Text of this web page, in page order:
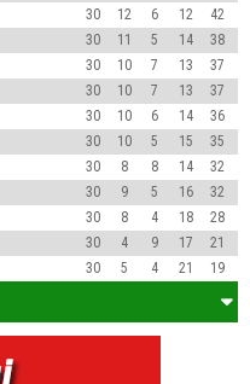
30 12 6 12
42
30 11 5 14
38
30 10 7 13
37
30 10 7 13
37
30 10 6 14
36
30 10 5 15
35
30 8 8 14
32
30 9 5 16
32
30 8 4 18
28
30 4 9 17
21
30 5 4 21 19